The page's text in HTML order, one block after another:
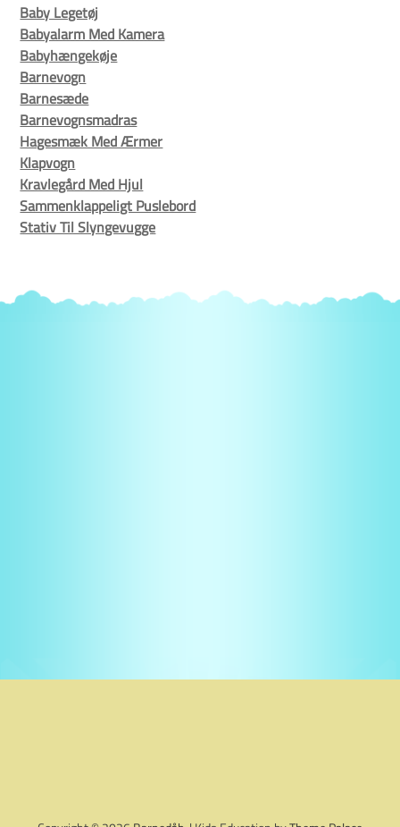
Baby Legetøj
Babyalarm Med Kamera
Babyhængekøje
Barnevogn
Barnesæde
Barnevognsmadras
Hagesmæk Med Ærmer
Klapvogn
Kravlegård Med Hjul
Sammenklappeligt Puslebord
Stativ Til Slyngevugge